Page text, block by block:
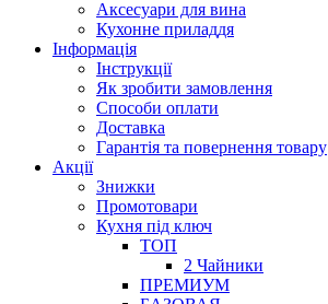
Аксесуари для вина
Кухонне приладдя
Інформація
Інструкції
Як зробити замовлення
Способи оплати
Доставка
Гарантія та повернення товару
Акції
Знижки
Промотовари
Кухня під ключ
ТОП
2 Чайники
ПРЕМИУМ